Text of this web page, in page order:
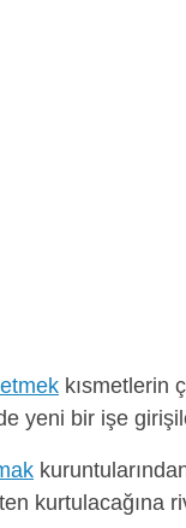
kısmetlerin
yeni bir işe
kurtulacağına